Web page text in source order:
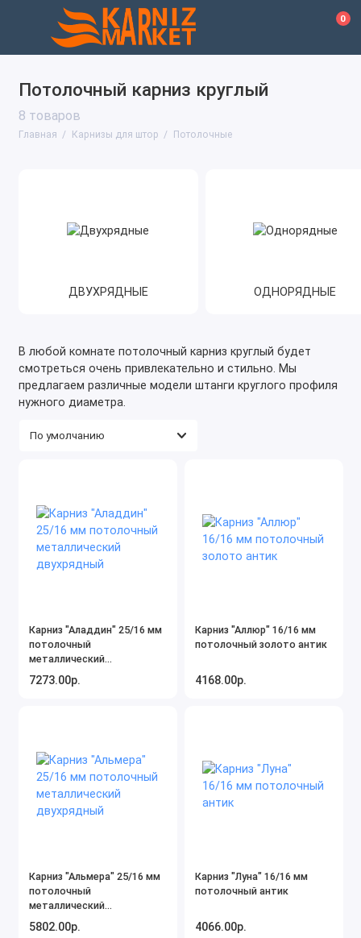
0
Потолочный карниз круглый
8 товаров
Главная Карнизы для штор Потолочные
ДВУХРЯДНЫЕ ОДНОРЯДНЫЕ
В любой комнате потолочный карниз круглый будет
смотреться очень привлекательно и стильно. Мы
предлагаем различные модели штанги круглого профиля
нужного диаметра.
Карниз "Аладдин" 25/16 мм
потолочный
металлический
двухрядный
7273.00р.
Карниз "Аллюр" 16/16 мм
потолочный золото антик
4168.00р.
Карниз "Альмера" 25/16 мм
потолочный
металлический
двухрядный
5802.00р.
Карниз "Луна" 16/16 мм
потолочный антик
4066.00р.